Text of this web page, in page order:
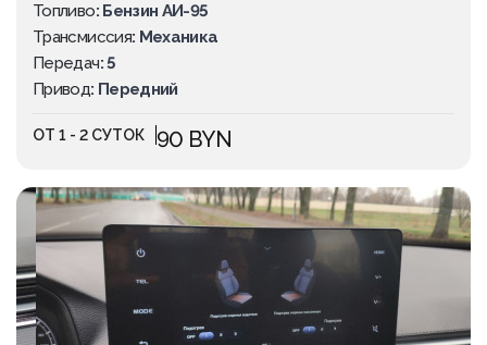
Топливо: Бензин АИ-95
Трансмиссия: Механика
Передач: 5
Привод: Передний
ОТ 1 - 2 СУТОК 90 BYN
ПОПУЛЯРНОЕ